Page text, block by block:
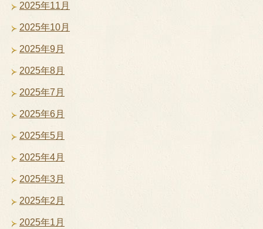
2025年11月
2025年10月
2025年9月
2025年8月
2025年7月
2025年6月
2025年5月
2025年4月
2025年3月
2025年2月
2025年1月